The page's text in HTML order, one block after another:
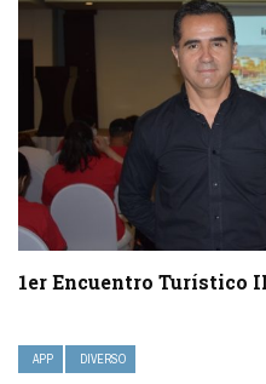
1er Encuentro Turístico
APP DIVERSO